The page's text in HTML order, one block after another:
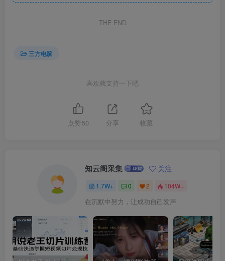
THE END
三方电脑
喜欢就支持一下吧
点赞 50 分享 收藏
知云阁采集 关注
1.7W+ 0 2 104W+
在沉默中努力，让成功自己发声